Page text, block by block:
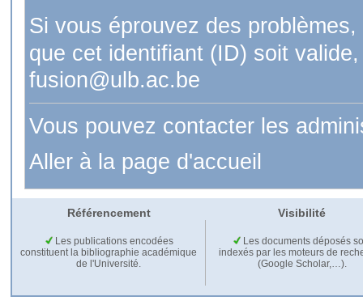
Si vous éprouvez des
que cet identifiant (ID) soit
fusion@ulb.ac.be
Vous pouvez contacter les
Aller à la page d'accueil
Référencement Visibilité
Les publications encodées
constituent la bibliographie académique
de l'Université.
Les documents déposés
indexés par les moteurs de
(Google Scholar,…).